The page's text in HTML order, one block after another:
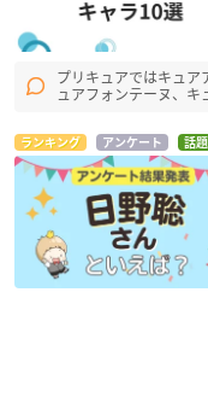
プリキュアではキュア
ュアフォンテーヌ、
ランキング アンケート 話題